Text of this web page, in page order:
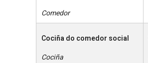
Comedor
Cociña do comedor social
Cociña